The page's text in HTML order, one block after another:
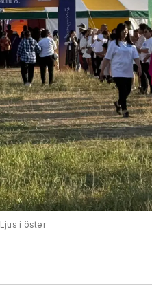
Ljus i öster